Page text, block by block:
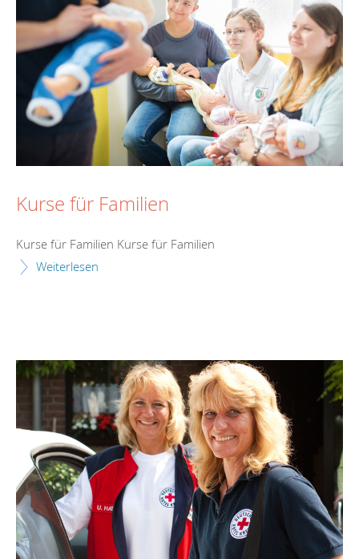
Kurse für Familien
Kurse für Familien Kurse für Familien
Weiterlesen